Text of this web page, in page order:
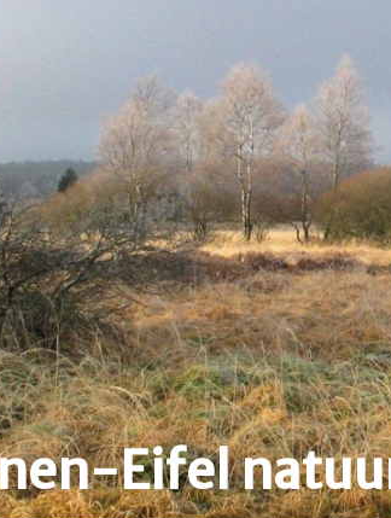
Eifel